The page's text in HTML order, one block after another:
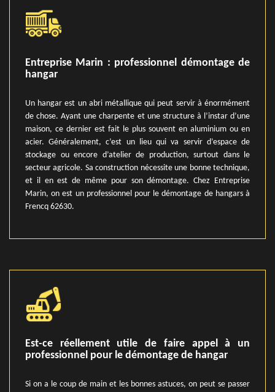
Entreprise Marin : professionnel démontage de
hangar
Un hangar est un abri métallique qui peut servir à énormément
de chose. Ayant une charpente et une structure à l’instar d’une
maison, ce dernier est fait le plus souvent en aluminium ou en
acier. Généralement, c’est un lieu qui va servir d’espace de
stockage ou encore d’atelier de production, surtout dans le
secteur agricole. Sa construction nécessite une bonne technique,
et il en est de même pour son démontage. Chez Entreprise
Marin, on est un professionnel pour le démontage de hangars à
Frencq 62630.
Est-ce réellement utile de faire appel à un
professionnel pour le démontage de hangar
Si on a le coup de main et les bonnes astuces, on peut se passer